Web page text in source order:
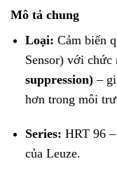
Mô tả chung
Loại: Cảm biến
Sensor) với chức
suppression)–
hơn trong môi
Series: HRT 96
của Leuze.